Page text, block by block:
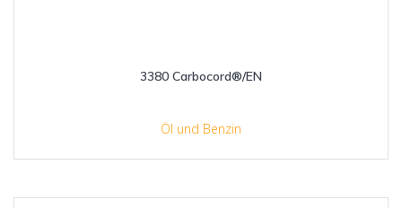
3380 Carbocord®/EN
Öl und Benzin